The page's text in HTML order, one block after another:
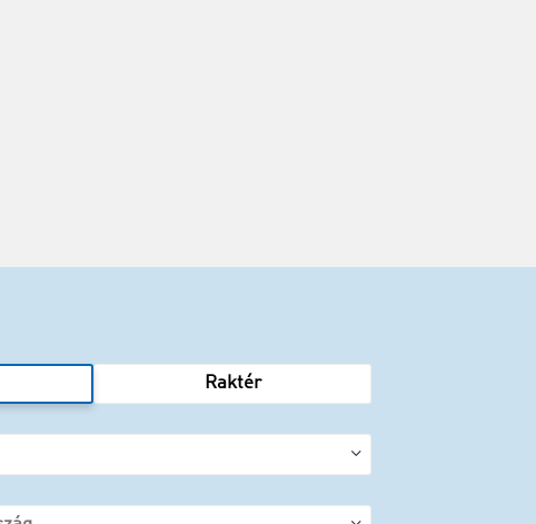
Raktér